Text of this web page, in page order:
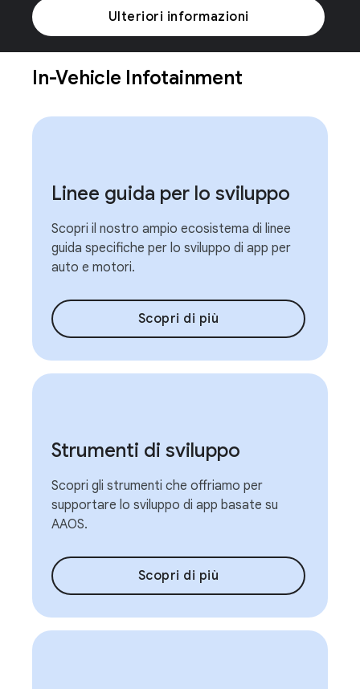
Ulteriori informazioni
In-Vehicle Infotainment
Linee guida per lo sviluppo
Scopri il nostro ampio ecosistema di linee
guida specifiche per lo sviluppo di app per
auto e motori.
Scopri di più
Strumenti di sviluppo
Scopri gli strumenti che offriamo per
supportare lo sviluppo di app basate su
AAOS.
Scopri di più